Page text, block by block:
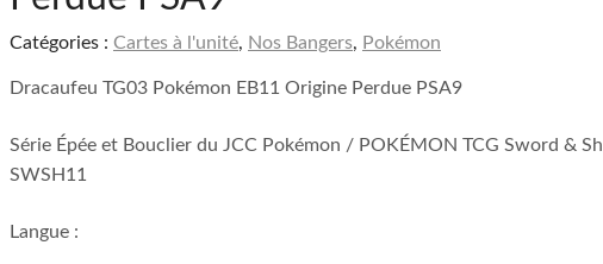
Catégories : Cartes à l'unité, Nos Bangers, Pokémon
Dracaufeu TG03 Pokémon EB11 Origine Perdue PSA9
Série Épée et Bouclier du JCC Pokémon / POKÉMON TCG Sword &
SWSH11
Langue :